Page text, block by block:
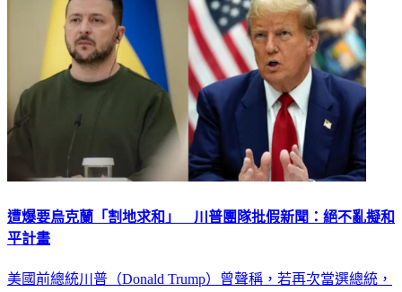
遭爆要烏克蘭「割地求和」 川普團隊批假新聞：絕不亂擬和
平計畫
美國前總統川普（Donald Trump）曾聲稱，若再次當選總統，